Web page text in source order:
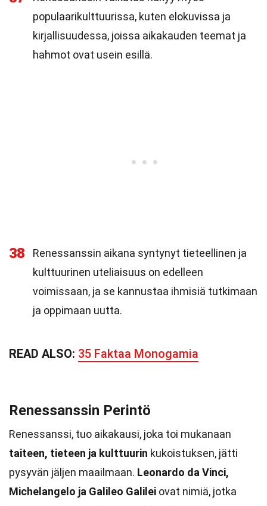
populaarikulttuurissa, kuten elokuvissa ja
kirjallisuudessa, joissa aikakauden teemat ja
hahmot ovat usein esillä.
38
Renessanssin aikana syntynyt tieteellinen ja
kulttuurinen uteliaisuus on edelleen
voimissaan, ja se kannustaa ihmisiä tutkimaan
ja oppimaan uutta.
READ ALSO: 35 Faktaa Monogamia
Renessanssin Perintö
Renessanssi, tuo aikakausi, joka toi mukanaan
taiteen, tieteen ja kulttuurin kukoistuksen, jätti
pysyvän jäljen maailmaan. Leonardo da Vinci,
Michelangelo ja Galileo Galilei ovat nimiä, jotka